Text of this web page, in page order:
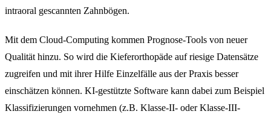
intraoral gescannten Zahnbögen.
Mit dem Cloud-Computing kommen Prognose-Tools von neuer
Qualität hinzu. So wird die Kieferorthopäde auf riesige Datensätze
zugreifen und mit ihrer Hilfe Einzelfälle aus der Praxis besser
einschätzen können. KI-gestützte Software kann dabei zum Beispiel
Klassifizierungen vornehmen (z.B. Klasse-II- oder Klasse-III-